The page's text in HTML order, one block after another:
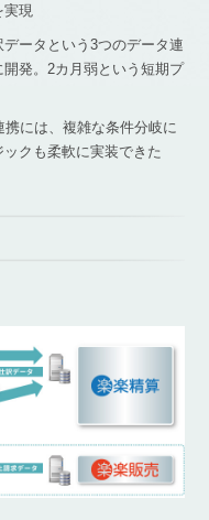
現
ータという3つのデータ連
発。2カ月弱という短期プ
には、複雑な条件分岐に
クも柔軟に実装できた